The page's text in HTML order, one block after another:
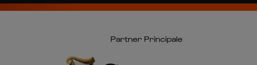
Partner Principale